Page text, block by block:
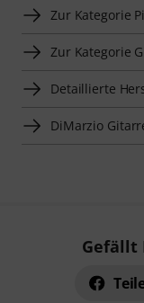
Zur Kategorie
Zur Kategorie
Detaillierte
DiMarzio
Gefällt